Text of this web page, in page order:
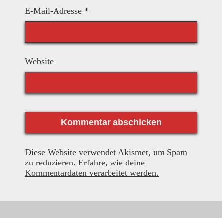
E-Mail-Adresse *
Website
Diese Website verwendet Akismet, um Spam
zu reduzieren. Erfahre, wie deine
Kommentardaten verarbeitet werden.